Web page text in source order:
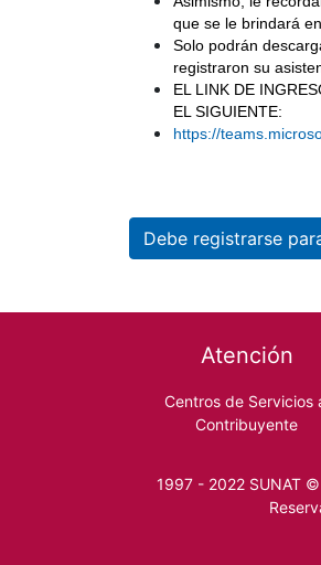
que se le brindará
Solo podrán
registraron su
EL LINK DE
EL SIGUIENTE:
https://
Debe registrarse
Footer menu
Atención
Centros de Servicios
Contribuyente
1997 - 2022 SUNAT